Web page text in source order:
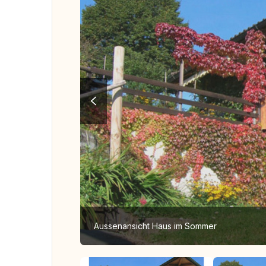
Aussenansicht Haus im Sommer